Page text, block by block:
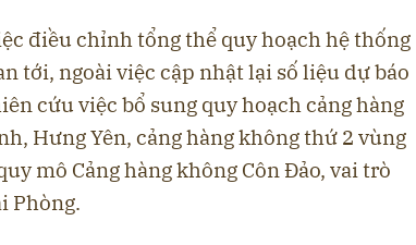
điều chỉnh tổng thể quy hoạch hệ thống
tới, ngoài việc cập nhật lại số liệu dự báo
cứu việc bổ sung quy hoạch cảng hàng
Hưng Yên, cảng hàng không thứ 2 vùng
mô Cảng hàng không Côn Đảo, vai trò
Phòng.